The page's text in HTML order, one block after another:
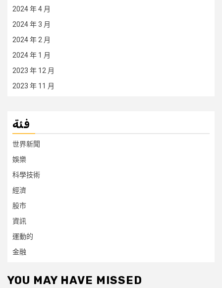
2024 年 4 月
2024 年 3 月
2024 年 2 月
2024 年 1 月
2023 年 12 月
2023 年 11 月
فئة
世界新聞
娛樂
科學技術
經濟
股市
資訊
運動的
金融
YOU MAY HAVE MISSED